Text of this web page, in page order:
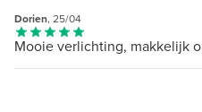
Dorien, 25/04
Mooie verlichting, makkelijk